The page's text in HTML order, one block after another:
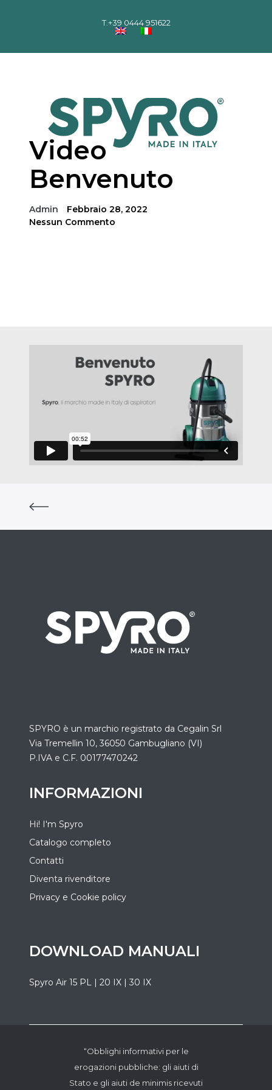
T.+39 0444 951622
Video
Benvenuto
Admin
Febbraio 28, 2022
Nessun Commento
SPYRO è un marchio registrato da Cegalin Srl
Via Tremellin 10, 36050 Gambugliano (VI)
P.IVA e C.F. 00177470242
INFORMAZIONI
Hi! I'm Spyro
Catalogo completo
Contatti
Diventa rivenditore
Privacy e Cookie policy
DOWNLOAD MANUALI
Spyro Air 15 PL | 20 IX | 30 IX
“Obblighi informativi per le
erogazioni pubbliche: gli aiuti di
Stato e gli aiuti de minimis ricevuti